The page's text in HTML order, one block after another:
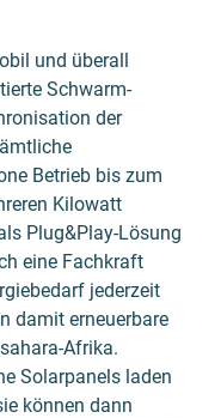
und überall
Schwarm-
der
Betrieb bis zum
Kilowatt
Plug&Play-Lösung
eine Fachkraft
jederzeit
damit erneuerbare
Afrika.
Solarpanels laden
können dann